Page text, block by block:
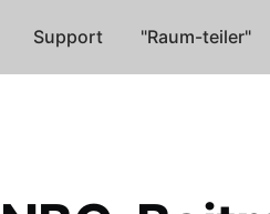
Support "Raum-teiler"